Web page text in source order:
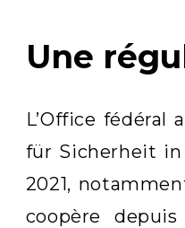
Une
L’Office
für Sicherheit in
2021,
coopère